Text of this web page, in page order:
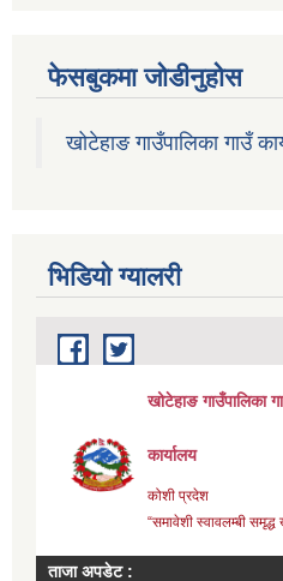
फेसबुकमा जोडीनुहोस
खोटेहाङ गाउँपालिका गाउँ
भिडियाे ग्यालरी